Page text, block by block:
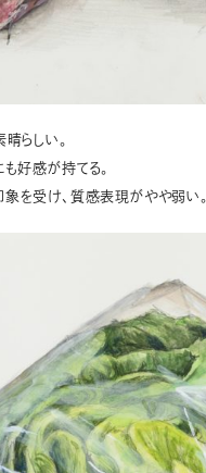
らしい。
好感が持てる。
を受け、質感表現がやや弱い。